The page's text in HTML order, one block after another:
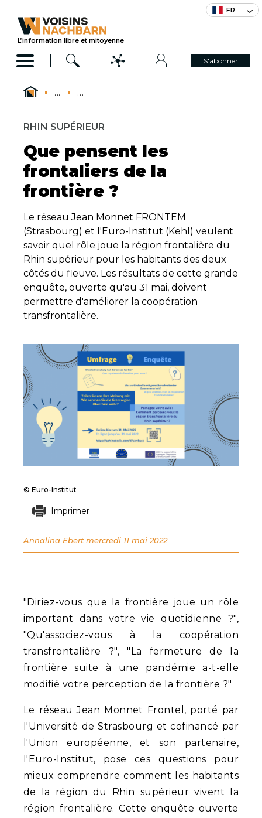
FR
L’information libre et mitoyenne
S'abonner
... ...
RHIN SUPÉRIEUR
Que pensent les
frontaliers de la
frontière ?
Le réseau Jean Monnet FRONTEM
(Strasbourg) et l'Euro-Institut (Kehl) veulent
savoir quel rôle joue la région frontalière du
Rhin supérieur pour les habitants des deux
côtés du fleuve. Les résultats de cette grande
enquête, ouverte qu'au 31 mai, doivent
permettre d'améliorer la coopération
transfrontalière.
"Diriez-vous que la frontière joue un rôle
important dans votre vie quotidienne ?",
"Qu'associez-vous à la coopération
transfrontalière ?", "La fermeture de la
frontière suite à une pandémie a-t-elle
modifié votre perception de la frontière ?"
Le réseau Jean Monnet Frontel, porté par
l'Université de Strasbourg et cofinancé par
l'Union européenne, et son partenaire,
l'Euro-Institut, pose ces questions pour
mieux comprendre comment les habitants
de la région du Rhin supérieur vivent la
région frontalière.Cette enquête ouverte
© Euro-Institut
Imprimer
Annalina Ebert mercredi 11 mai 2022